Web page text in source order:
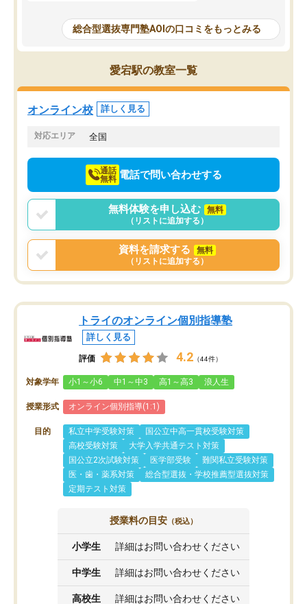
と相談すると、他の先生も紹介してく
ださり、客観的なアドバイスもいただ
くことができました（志望理由・自己
PR等の添削において）。そして、なに
より自習室が解放されている点がよか
ったです。友達と好きな時間に自習
し、お互いを高めあえる環境がありま
で、AO入試を改めて知
それに対しての具体的な
ことでした。更に子供の
けてらっしゃいますので
総合型選抜専門塾AOIの口コミをもっとみる
愛宕駅の教室一覧
オンライン校 詳しく見る
対応エリア 全国
通話
無料 電話で問い合わせする
無料体験を申し込む
無料
（リストに追加する）
資料を請求する
無料
（リストに追加する）
トライのオンライン個別指導塾
詳しく見る
評価 4.2 （44件）
対象学年 小1～小6 中1～中3 高1～高3 浪人生
授業形式 オンライン個別指導(1:1)
目的 私立中学受験対策
国公立中高一貫校受験対策
高校受験対策
大学入学共通テスト対策
国公立2次試験対策
医学部受験
難関私立受験対策
医・歯・薬系対策
総合型選抜・学校推薦型選抜対策
定期テスト対策
授業料の目安 （税込）
小学生 詳細はお問い合わせください
中学生 詳細はお問い合わせください
高校生 詳細はお問い合わせください